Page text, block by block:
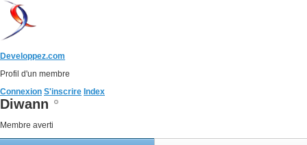
Developpez.com
Profil d'un membre
Connexion S'inscrire Index
Diwann
Membre averti